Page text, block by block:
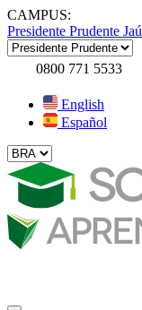
CAMPUS:
Presidente Prudente Jaú
0800 771 5533
English
Español